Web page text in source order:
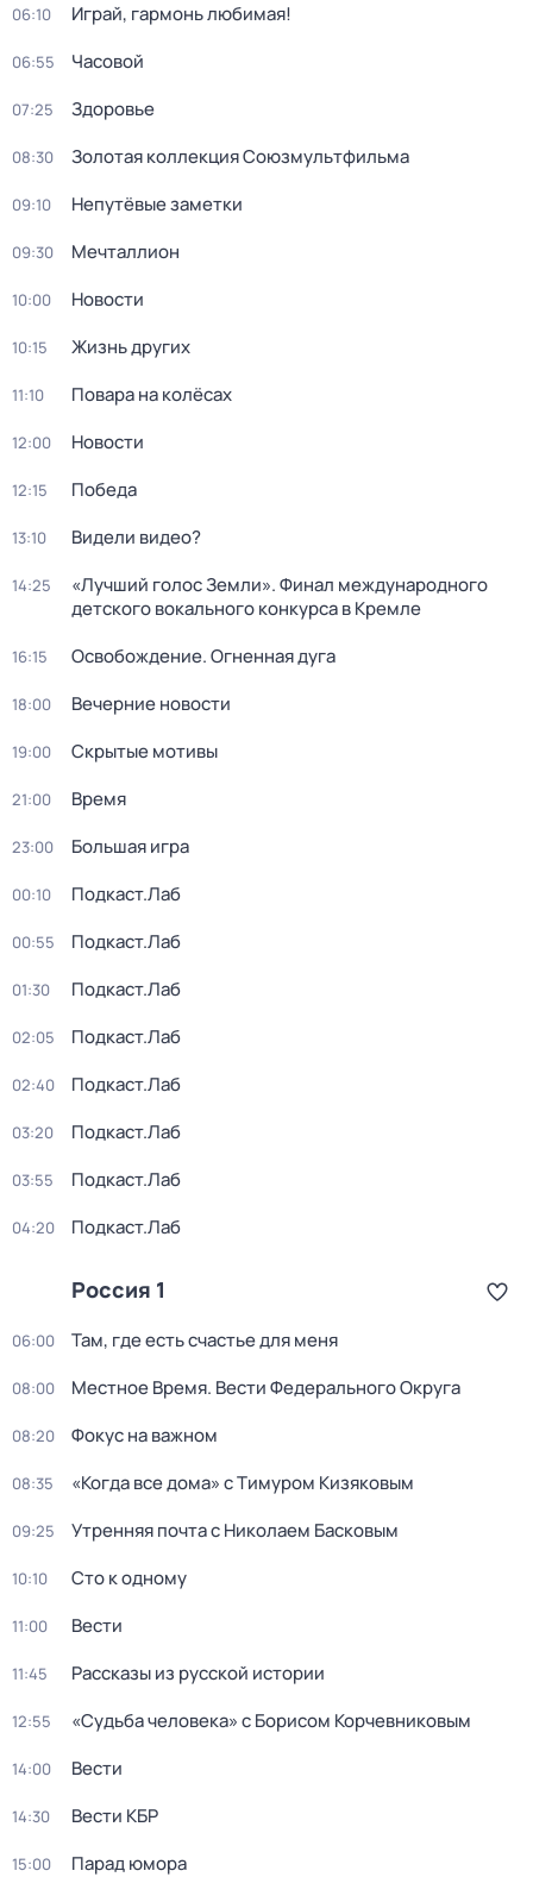
06:10 Играй, гармонь любимая!
06:55 Часовой
07:25 Здоровье
08:30 Золотая коллекция Союзмультфильма
09:10 Непутёвые заметки
09:30 Мечталлион
10:00 Новости
10:15 Жизнь других
11:10 Повара на колёсах
12:00 Новости
12:15 Победа
13:10 Видели видео?
14:25
«Лучший голос Земли». Финал международного
детского вокального конкурса в Кремле
16:15 Освобождение. Огненная дуга
18:00 Вечерние новости
19:00 Скрытые мотивы
21:00 Время
23:00 Большая игра
00:10 Подкаст.Лаб
00:55 Подкаст.Лаб
01:30 Подкаст.Лаб
02:05 Подкаст.Лаб
02:40 Подкаст.Лаб
03:20 Подкаст.Лаб
03:55 Подкаст.Лаб
04:20 Подкаст.Лаб
Россия 1
06:00 Там, где есть счастье для меня
08:00 Местное Время. Вести Федерального Округа
08:20 Фокус на важном
08:35 «Когда все дома» с Тимуром Кизяковым
09:25 Утренняя почта с Николаем Басковым
10:10 Сто к одному
11:00 Вести
11:45 Рассказы из русской истории
12:55 «Судьба человека» с Борисом Корчевниковым
14:00 Вести
14:30 Вести КБР
15:00 Парад юмора